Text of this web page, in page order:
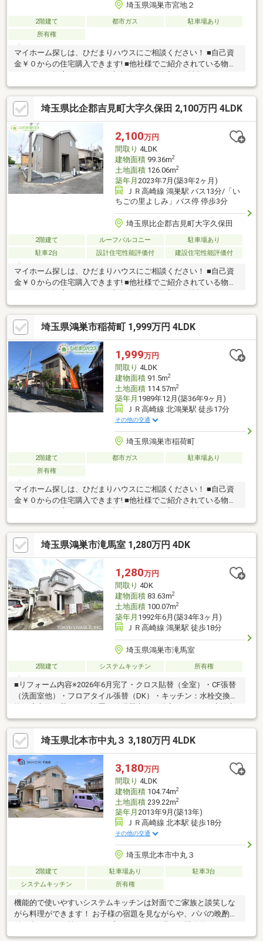
埼玉県鴻巣市宮地２
2階建て 都市ガス
駐車場あり
所有権
マイホーム探しは、ひだまりハウスにご相談ください！ ■自己資
金￥０からの住宅購入できます! ■他社様でご紹介されている物件
スピーディーです。 ■インターネット非公開の物件もご紹介可能
です。 ■ご希望の方にはメールでのやりとりだけで大丈夫です。
■お忙しいときは現地待合せ＆現地解散できます。 ■平日のご見学
希望大歓迎です! ■住宅ローンアドバイザーが銀行手続きをお手伝
い致します。
埼玉県比企郡吉見町大字久保田 2,100万円 4LDK
2,100万円
間取り 4LDK
建物面積99.36m2
土地面積126.06m2
築年月 2023年7月(築3年2ヶ月)
ＪＲ高崎線 鴻巣駅 バス13分/「い
ちごの里よしみ」バス停 停歩3分
埼玉県比企郡吉見町大字久保田
2階建て ルーフバルコニー
駐車場あり
駐車2台
設計住宅性能評価付 建設住宅性能評価付
マイホーム探しは、ひだまりハウスにご相談ください！ ■自己資
金￥０からの住宅購入できます! ■他社様でご紹介されている物件
も一緒にご提案できます。 ■新規物件・価格変更の情報がとても
スピーディーです。 ■インターネット非公開の物件もご紹介可能
です。 ■ご希望の方にはメールでのやりとりだけで大丈夫です。
■お忙しいときは現地待合せ＆現地解散できます。 ■平日のご見学
希望大歓迎です! ■住宅ローンアドバイザーが銀行手続きをお手伝
い致します。
埼玉県鴻巣市稲荷町 1,999万円 4LDK
1,999万円
間取り 4LDK
建物面積91.5m2
土地面積114.57m2
築年月 1989年12月(築36年9ヶ月)
ＪＲ高崎線 北鴻巣駅 徒歩17分
その他の交通
埼玉県鴻巣市稲荷町
2階建て 都市ガス
駐車場あり
所有権
マイホーム探しは、ひだまりハウスにご相談ください！ ■自己資
金￥０からの住宅購入できます! ■他社様でご紹介されている物件
スピーディーです。 ■インターネット非公開の物件もご紹介可能
です。 ■ご希望の方にはメールでのやりとりだけで大丈夫です。
■お忙しいときは現地待合せ＆現地解散できます。 ■平日のご見学
希望大歓迎です! ■住宅ローンアドバイザーが銀行手続きをお手伝
い致します。※ハザードマップ3.0㎡～5.0mに該当
埼玉県鴻巣市滝馬室 1,280万円 4DK
1,280万円
間取り 4DK
建物面積83.63m2
土地面積100.07m2
築年月 1992年6月(築34年3ヶ月)
ＪＲ高崎線 鴻巣駅 徒歩18分
埼玉県鴻巣市滝馬室
2階建て システムキッチン 所有権
■リフォーム内容※2026年6月完了・クロス貼替（全室）・CF張替
（洗面室他）・フロアタイル張替（DK）・キッチン：水栓交換、
換気扇交換、壁パネル設置・給湯器交換・浴室：シャワー水栓交
換・洗面化粧台交換・洗濯機水栓交換・和室（1階2階）：畳表替
え、襖貼替・トイレ設備交換（2階）・温水洗浄便座交換（1
階）・ダウンライト交換（玄関、廊下他）他対象不動産はセット
バック済です。告知事項有、詳細は担当までお問合せ下さい。市
街化調整区域ですが、都市計画法第34条第12号の条例の規定（第
4条第4項）に該当するため、第三者でも区画形質、用途の変更が
なければ再建築可能です。
埼玉県北本市中丸３ 3,180万円 4LDK
3,180万円
間取り 4LDK
建物面積104.74m2
土地面積239.22m2
築年月 2013年9月(築13年)
ＪＲ高崎線 北本駅 徒歩18分
その他の交通
埼玉県北本市中丸３
2階建て 駐車場あり
駐車3台
システムキッチン
所有権
機能的で使いやすいシステムキッチンは対面でご家族と談笑しな
がら料理ができます！ お子様の宿題を見ながらや、パパの晩酌に